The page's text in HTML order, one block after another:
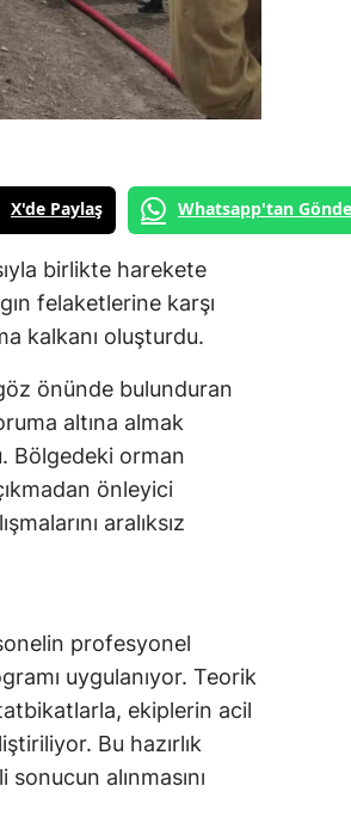
X'de Paylaş Whatsapp'tan
birlikte harekete
felaketlerine karşı
kalkanı oluşturdu.
önünde bulunduran
altına almak
Bölgedeki orman
önleyici
aralıksız
profesyonel
uygulanıyor. Teorik
ekiplerin acil
Bu hazırlık
alınmasını